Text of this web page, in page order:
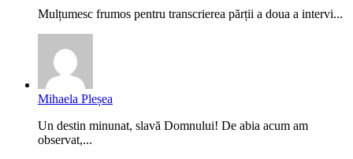
Mulțumesc frumos pentru transcrierea părții a doua a intervi...
Mihaela Pleșea
Un destin minunat, slavă Domnului! De abia acum am
observat,...